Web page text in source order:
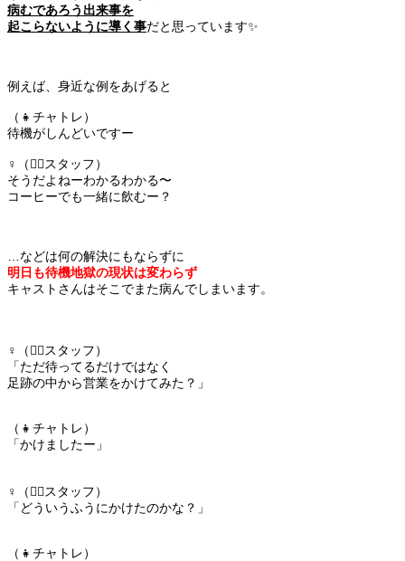
病むであろう出来事を
起こらないように導く事だと思っています✨️
例えば、身近な例をあげると
（👧チャトレ）
待機がしんどいですー
♀️（💁‍♀️スタッフ）
そうだよねーわかるわかる〜
コーヒーでも一緒に飲むー？
…などは何の解決にもならずに
明日も待機地獄の現状は変わらず
キャストさんはそこでまた病んでしまいます。
♀️（💁‍♀️スタッフ）
「ただ待ってるだけではなく
足跡の中から営業をかけてみた？」
（👧チャトレ）
「かけましたー」
♀️（💁‍♀️スタッフ）
「どういうふうにかけたのかな？」
（👧チャトレ）